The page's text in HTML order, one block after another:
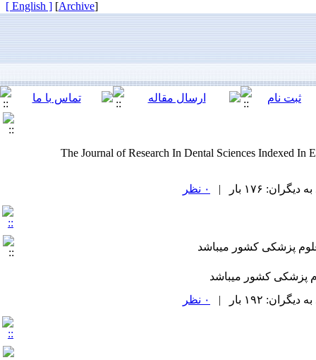
[
Archive
]
[ English ]
The Journal of Research In Dental Sciences Indexed
۱۷۶ بار | ۰ نظر
پزشکی کشور میباشد
پزشکی کشور میباشد
۱۹۲ بار | ۰ نظر